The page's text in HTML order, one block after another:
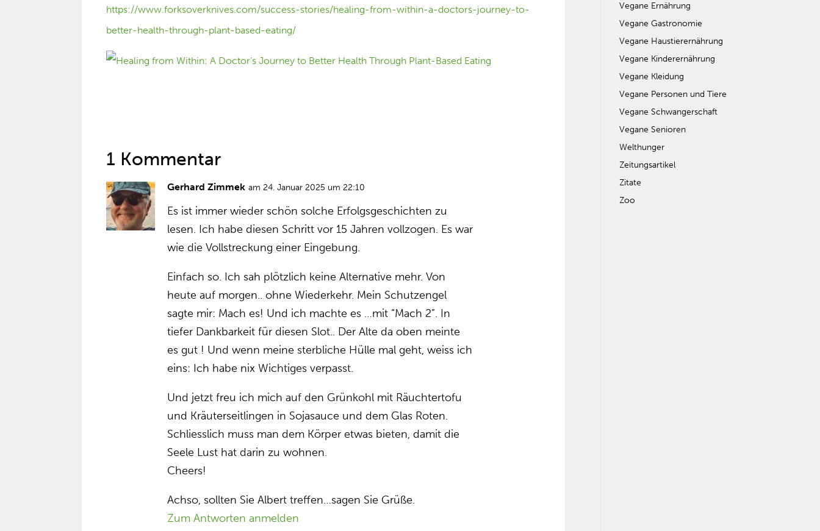
https://www.forksoverknives.com/success-stories/healing-from-within-a-doctors-journey-to-
better-health-through-plant-based-eating/
1 Kommentar
Gerhard Zimmek am 24. Januar 2025 um 22:10
Es ist immer wieder schön solche Erfolgsgeschichten zu
lesen. Ich habe diesen Schritt vor 15 Jahren vollzogen. Es war
wie die Vollstreckung einer Eingebung.
Einfach so. Ich sah plötzlich keine Alternative mehr. Von
heute auf morgen.. ohne Wiederkehr. Mein Schutzengel
sagte mir: Mach es! Und ich machte es …mit “Mach 2”. In
tiefer Dankbarkeit für diesen Slot.. Der Alte da oben meinte
es gut ! Und wenn meine sterbliche Hülle mal geht, weiss ich
eins: Ich habe nix Wichtiges verpasst.
Und jetzt freu ich mich auf den Grünkohl mit Räuchtertofu
und Kräuterseitlingen in Sojasauce und dem Glas Roten.
Schliesslich muss man dem Körper etwas bieten, damit die
Seele Lust hat darin zu wohnen.
Cheers!
Achso, sollten Sie Albert treffen…sagen Sie Grüße.
Zum Antworten anmelden
Vegane Ernährung
Vegane Gastronomie
Vegane Haustierernährung
Vegane Kinderernährung
Vegane Kleidung
Vegane Personen und Tiere
Vegane Schwangerschaft
Vegane Senioren
Welthunger
Zeitungsartikel
Zitate
Zoo